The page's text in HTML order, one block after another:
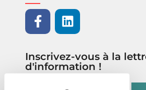
Inscrivez-vous à la
d'information !